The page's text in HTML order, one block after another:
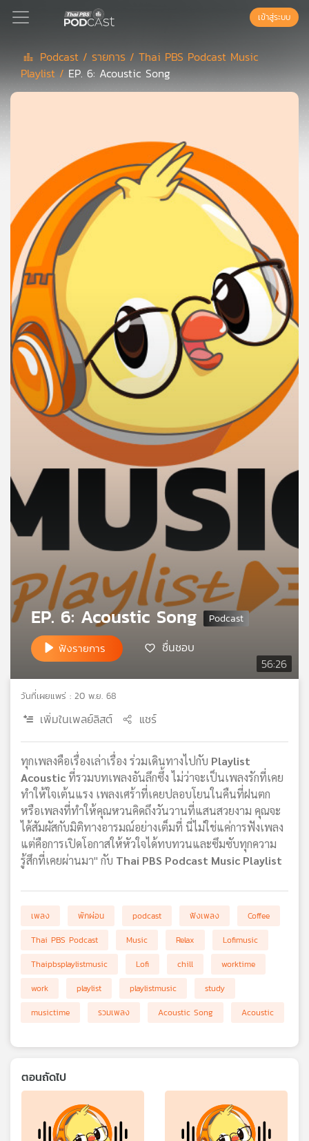
Podcast
แนะนำ
เพล
ลิ
สต์
ของ
คุณ
เพลง
บทความ
และ
กิจกรรม
เรา
ไทย
เอส
แผนที่
วิทยุ
เครือ
ข่าย
เข้าสู่ระบบ
Podcast / รายการ /Thai PBS Podcast Music
Playlist / EP. 6: Acoustic Song
56:26
EP. 6: Acoustic Song
ฟังรายการ ชื่นชอบ
วันที่เผยแพร่ : 20 พ.ย. 68
เพิ่มในเพลย์ลิสต์ แชร์
ทุกเพลงคือเรื่องเล่าเรื่อง ร่วมเดินทางไปกับ Playlist
Acousticที่รวมบทเพลงอันลึกซึ้ง ไม่ว่าจะเป็นเพลงรักที่เคย
ทำให้ใจเต้นแรง เพลงเศร้าที่เคยปลอบโยนในคืนที่ฝนตก
หรือเพลงที่ทำให้คุณหวนคิดถึงวันวานที่แสนสวยงาม คุณจะ
ได้สัมผัสกับมิติทางอารมณ์อย่างเต็มที่ นี่ไม่ใช่แค่การฟังเพลง
แต่คือการเปิดโอกาสให้หัวใจได้ทบทวนและซึมซับทุกความ
รู้สึกที่เคยผ่านมา" กับ Thai PBS Podcast Music Playlist
เพลง พักผ่อน podcast ฟังเพลง
Coffee
Thai PBS Podcast
Music Relax
Lofimusic
Thaipbsplaylistmusic
Lofi chill
worktime
work
playlist playlistmusic
study
musictime
รวมเพลง Acoustic Song Acoustic
ตอนถัดไป